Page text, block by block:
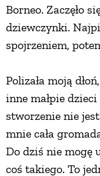
Borneo. Zaczęło
dziewczynki.
spojrzeniem,
Polizała moją
inne małpie
stworzenie nie
mnie cała
Do dziś nie mogę
coś takiego. To